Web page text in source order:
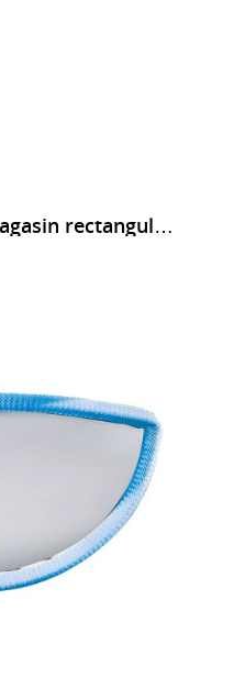
Miroir surveillance magasin rectangulaire